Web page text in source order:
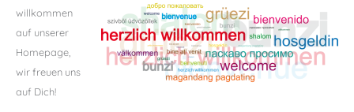
willkommen
auf unserer
Homepage,
wir freuen uns
auf Dich!